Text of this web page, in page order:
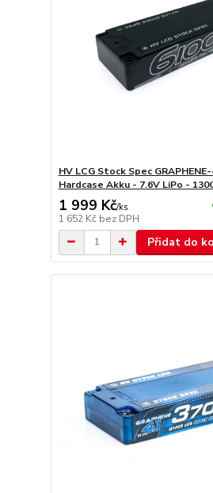
HV LCG Stock Spec
Hardcase Akku - 7.6V LiPo -
1 999 Kč/ks
1 652 Kč bez DPH
Přidat do